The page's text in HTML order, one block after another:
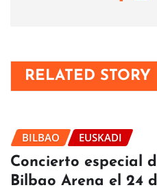
RELATED STORY
BILBAO EUSKADI
Concierto especial
Bilbao Arena el 24